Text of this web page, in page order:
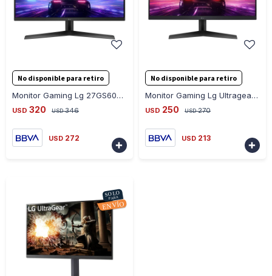
No disponible para retiro
Monitor Gaming Lg 27GS60F Ultragear 27 Fhd 16:9 180HZ
USD 320 USD 346
USD 272

No disponible para retiro
Monitor Gaming Lg Ultragear 24GS60F 24" Fhd 16:9
USD 250 USD 270
USD 213
